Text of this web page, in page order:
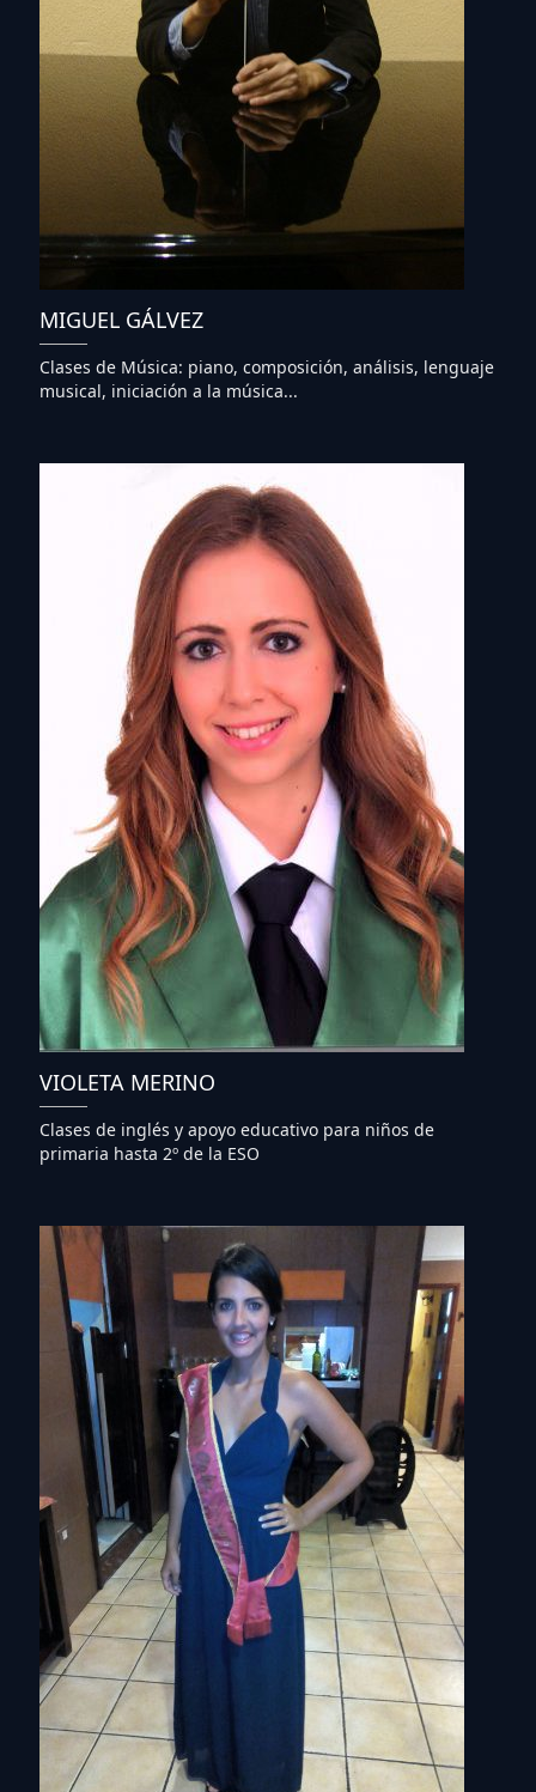
MIGUEL GÁLVEZ
Clases de Música: piano, composición, análisis, lenguaje
musical, iniciación a la música...
VIOLETA MERINO
Clases de inglés y apoyo educativo para niños de
primaria hasta 2º de la ESO